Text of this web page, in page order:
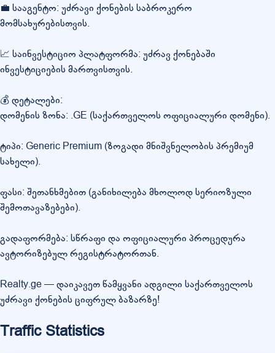
💼 სააგენტო: უძრავი ქონების საბროკერო
მომსახურებისთვის.
📈 საინვესტიციო პლატფორმა: უძრავ ქონებაში
ინვესტიციების მართვისთვის.
💰 დეტალები:
დომენის ზონა: .GE (საქართველოს ოფიციალური დომენი).
ტიპი: Generic Premium (ზოგადი მნიშვნელობის პრემიუმ
სახელი).
ფასი: შეთანხმებით (განიხილება მხოლოდ სერიოზული
შემოთავაზებები).
გადაფორმება: სწრაფი და ოფიციალური პროცედურა
ავტორიზებულ რეგისტრატორთან.
Realty.ge — დაიკავეთ წამყვანი ადგილი საქართველოს
უძრავი ქონების ციფრულ ბაზარზე!
Traffic Statistics